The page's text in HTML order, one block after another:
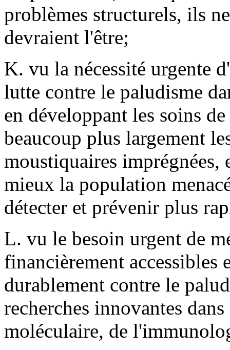
problèmes structurels, ils
devraient l'être;
K. vu la nécessité urgente
lutte contre le paludisme
en développant les soins
beaucoup plus largement
moustiquaires
mieux la population
détecter et prévenir plus
L. vu le besoin urgent de
financièrement
durablement contre le
recherches innovantes
moléculaire, de